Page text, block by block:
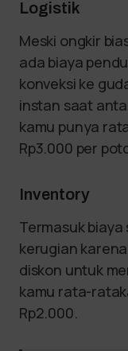
Logistik
Meski ongkir
ada biaya
konveksi ke
instan saat
kamu punya
Rp3.000 per
Inventory
Termasuk
kerugian
diskon untuk
kamu rata-
Rp2.000.